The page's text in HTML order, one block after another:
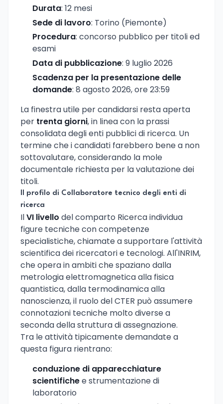
Durata: 12 mesi
Sede di lavoro: Torino (Piemonte)
Procedura: concorso pubblico per titoli ed
esami
Data di pubblicazione: 9 luglio 2026
Scadenza per la presentazione delle
domande: 8 agosto 2026, ore 23:59
La finestra utile per candidarsi resta aperta
per trenta giorni, in linea con la prassi
consolidata degli enti pubblici di ricerca. Un
termine che i candidati farebbero bene a non
sottovalutare, considerando la mole
documentale richiesta per la valutazione dei
titoli.
Il profilo di Collaboratore tecnico degli enti di
ricerca
IlVI livello del comparto Ricerca individua
figure tecniche con competenze
specialistiche, chiamate a supportare l'attività
scientifica dei ricercatori e tecnologi. All'INRIM,
che opera in ambiti che spaziano dalla
metrologia elettromagnetica alla fisica
quantistica, dalla termodinamica alla
nanoscienza, il ruolo del CTER può assumere
connotazioni tecniche molto diverse a
seconda della struttura di assegnazione.
Tra le attività tipicamente demandate a
questa figura rientrano:
conduzione di apparecchiature
scientifichee strumentazione di
laboratorio